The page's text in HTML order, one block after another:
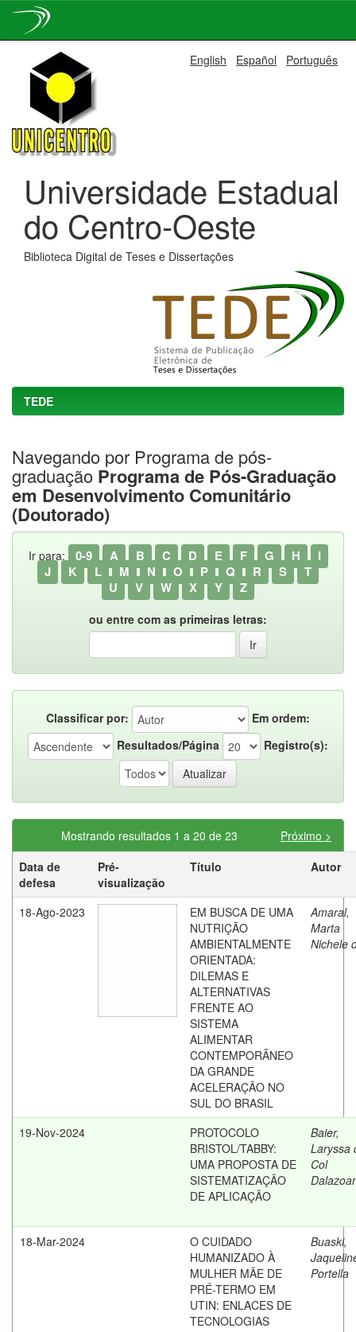
navigation
English Español Português
Universidade Estadual
do Centro-Oeste
Biblioteca Digital de Teses e Dissertações
TEDE
Navegando por Programa de pós-
graduação Programa de Pós-Graduação
em Desenvolvimento Comunitário
(Doutorado)
Ir para: 0-9 A B C D E F G H
I
J
K L M N O P Q R S
T
U
V W X Y Z
ou entre com as primeiras letras:
Classificar por:
Em ordem:
Resultados/Página
Registro(s):
Mostrando resultados 1 a 20 de 23
Próximo >
Data de
defesa
Pré-
visualização
Título Autor
18-Ago-2023
EM BUSCA DE UMA
NUTRIÇÃO
AMBIENTALMENTE
ORIENTADA:
DILEMAS E
ALTERNATIVAS
FRENTE AO
SISTEMA
ALIMENTAR
CONTEMPORÂNEO
DA GRANDE
ACELERAÇÃO NO
SUL DO BRASIL
Amaral,
Marta
Nichele
19-Nov-2024
PROTOCOLO
BRISTOL/TABBY:
UMA PROPOSTA DE
SISTEMATIZAÇÃO
DE APLICAÇÃO
Baier,
Laryssa
Col
18-Mar-2024
O CUIDADO
HUMANIZADO À
MULHER MÃE DE
PRÉ-TERMO EM
UTIN: ENLACES DE
TECNOLOGIAS
Buaski,
Portella